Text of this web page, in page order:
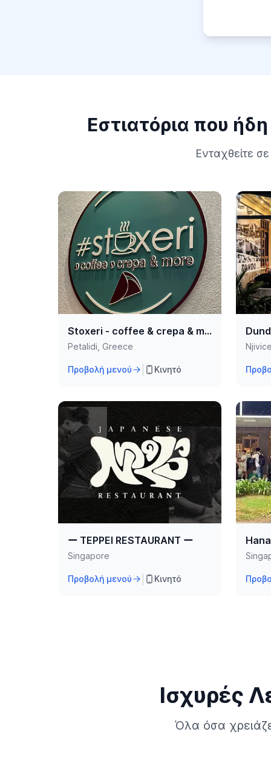
Εστιατόρια που
Ενταχθείτε
Stoxeri - coffee & crepa & more
Petalidi, Greece
Προβολή μενού Κινητό
ー TEPPEI RESTAURANT ー
Singapore
Προβολή μενού Κινητό
Ισχυρές
Όλα όσα